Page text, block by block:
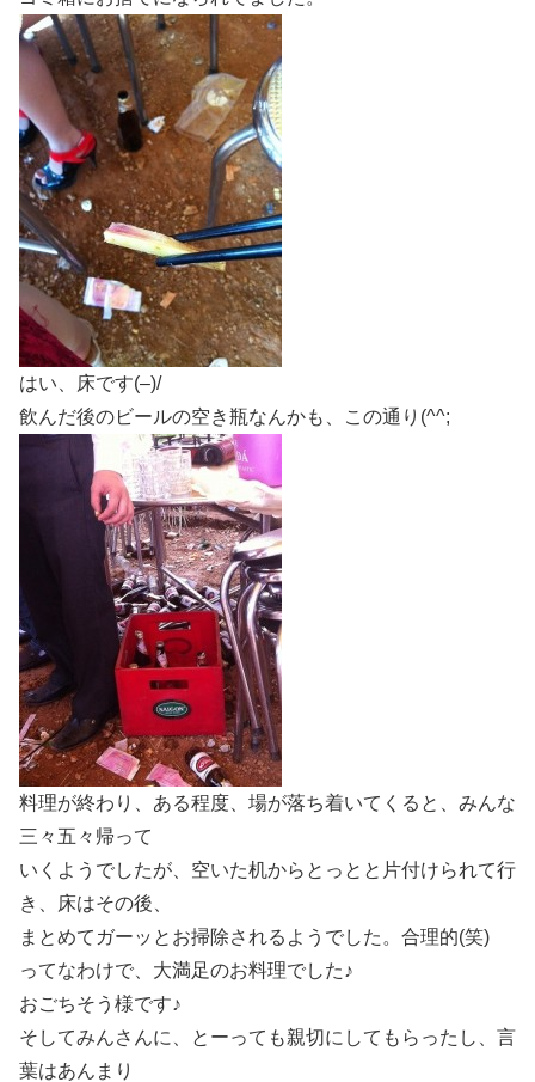
はい、床です(–)/
飲んだ後のビールの空き瓶なんかも、この通り(^^;
料理が終わり、ある程度、場が落ち着いてくると、みんな
三々五々帰って
いくようでしたが、空いた机からとっとと片付けられて行
き、床はその後、
まとめてガーッとお掃除されるようでした。合理的(笑)
ってなわけで、大満足のお料理でした♪
おごちそう様です♪
そしてみんさんに、とーっても親切にしてもらったし、言
葉はあんまり